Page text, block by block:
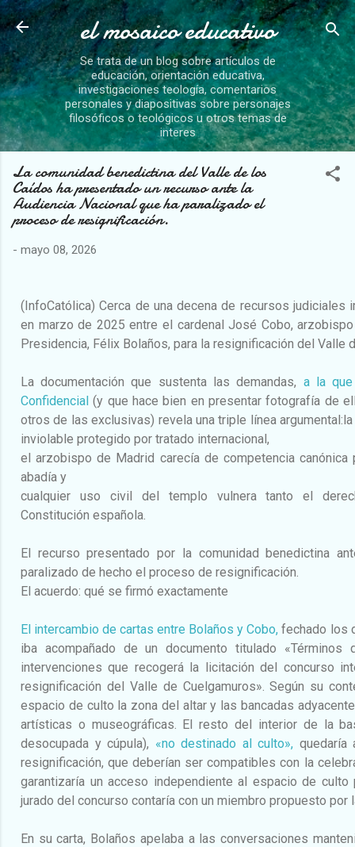
Ir al contenido principal
el mosaico educativo
Se trata de un blog sobre artículos de
educación, orientación educativa,
investigaciones teología, comentarios
personales y diapositivas sobre personajes
filosóficos o teológicos u otros temas de
interes
La comunidad benedictina del Valle de los
Caídos ha presentado un recurso ante la
Audiencia Nacional que ha paralizado el
proceso de resignificación.
- mayo 08, 2026
(InfoCatólica) Cerca de una decena de recursos judiciales
en marzo de 2025 entre el cardenal José Cobo,
Presidencia, Félix Bolaños, para la resignificación del Valle
La documentación que sustenta las demandas, a la
Confidencial (y que hace bien en presentar fotografía de
otros de las exclusivas) revela una triple línea
inviolable protegido por tratado internacional,
el arzobispo de Madrid carecía de competencia canónica
abadía y
cualquier uso civil del templo vulnera tanto el
Constitución española.
El recurso presentado por la comunidad benedictina
paralizado de hecho el proceso de resignificación.
El acuerdo: qué se firmó exactamente
El intercambio de cartas entre Bolaños y Cobo, fechado los
iba acompañado de un documento titulado
intervenciones que recogerá la licitación del concurso
resignificación del Valle de Cuelgamuros». Según su
espacio de culto la zona del altar y las bancadas
artísticas o museográficas. El resto del interior de la
desocupada y cúpula), «no destinado al culto», quedaría
resignificación, que deberían ser compatibles con la
garantizaría un acceso independiente al espacio de
jurado del concurso contaría con un miembro propuesto por
En su carta, Bolaños apelaba a las conversaciones